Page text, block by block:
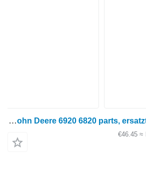
المحرك John Deere 6920 6820 parts, ersatzteile, pieces لـ جرار بعجلات John Deere 6920 6820
≈ €46.45